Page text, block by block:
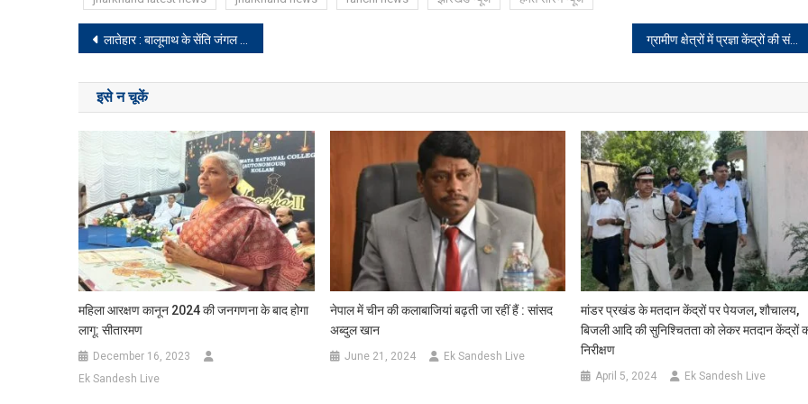
Post
navigation
लातेहार : बालूमाथ के सेंति जंगल से मिला युवक का नर कंकाल, जांच में जुटी पुलिस ग्रामीण क्षेत्रों में प्रज्ञा केंद्रों की संख्या बढ़ाएं, काम करने के तरीके पर भी रखें नजर : हेमंत सोरेन
इसे न चूकें
महिला आरक्षण कानून 2024 की जनगणना के बाद होगा
लागू: सीतारमण
December 16, 2023
Ek Sandesh Live
नेपाल में चीन की कलाबाजियां बढ़ती जा रहीं हैं : सांसद
अब्दुल खान
June 21, 2024 Ek Sandesh Live
मांडर प्रखंड के मतदान केंद्रों पर पेयजल, शौचालय,
बिजली आदि की सुनिश्चितता को लेकर मतदान केंद्रों
निरीक्षण
April 5, 2024 Ek Sandesh Live